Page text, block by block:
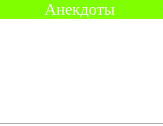
Анекдоты